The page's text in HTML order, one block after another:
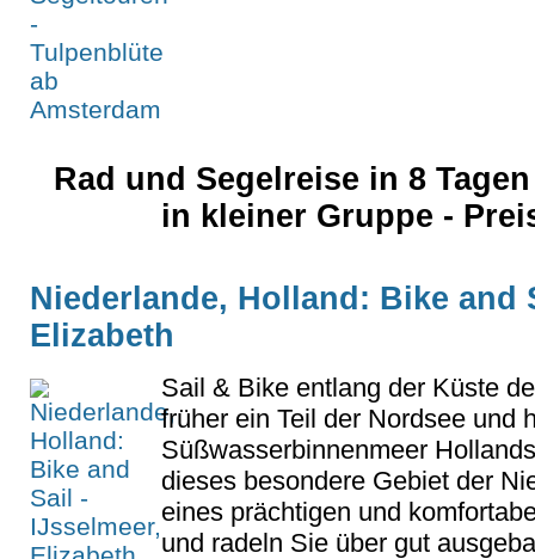
Rad und Segelreise in 8
in kleiner Gruppe -
Niederlande, Holland: Bike and
Elizabeth
Sail & Bike entlang der Küste
früher ein Teil der Nordsee und
Süßwasserbinnenmeer
dieses besondere Gebiet der
eines prächtigen und
und radeln Sie über gut